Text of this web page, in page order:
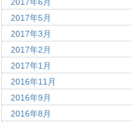
2017年5月
2017年3月
2017年2月
2017年1月
2016年11月
2016年9月
2016年8月